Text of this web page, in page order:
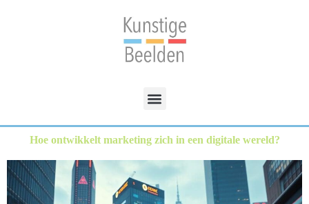
Hoe ontwikkelt marketing zich in een digitale wereld?